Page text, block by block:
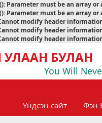
Parameter must be an array
Parameter must be an array
modify header
modify header
modify header
БУЛАН
You Will
Үндсэн сайт Фэн